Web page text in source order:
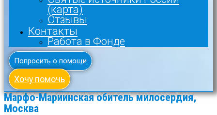
(карта)
Отзывы
Контакты
Работа в Фонде
Попросить о помощи
Хочу помочь
Марфо-Мариинская обитель милосердия,
Москва